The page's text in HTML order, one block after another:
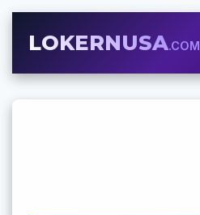
LOKERNUSA.COM